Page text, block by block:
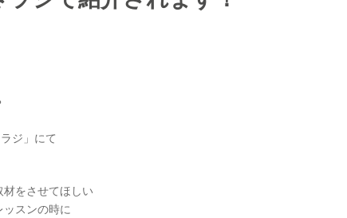
ジ」にて
をさせてほしい
スンの時に